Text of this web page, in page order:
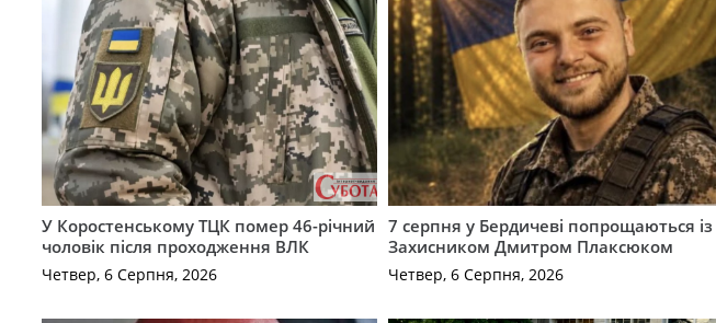
У Коростенському ТЦК помер 46-річний
чоловік після проходження ВЛК
Четвер, 6 Серпня, 2026
7 серпня у Бердичеві попрощаються із
Захисником Дмитром Плаксюком
Четвер, 6 Серпня, 2026